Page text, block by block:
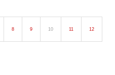
8 9 10 11 12